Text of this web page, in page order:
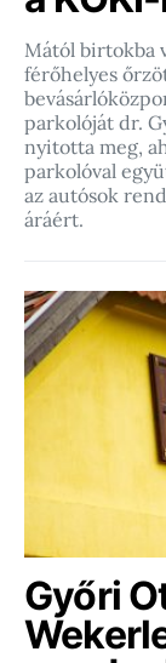
Mától birtokba
férőhelyes
parkolóját dr.
nyitotta meg,
parkolóval
az autósok
áráért.
Győri